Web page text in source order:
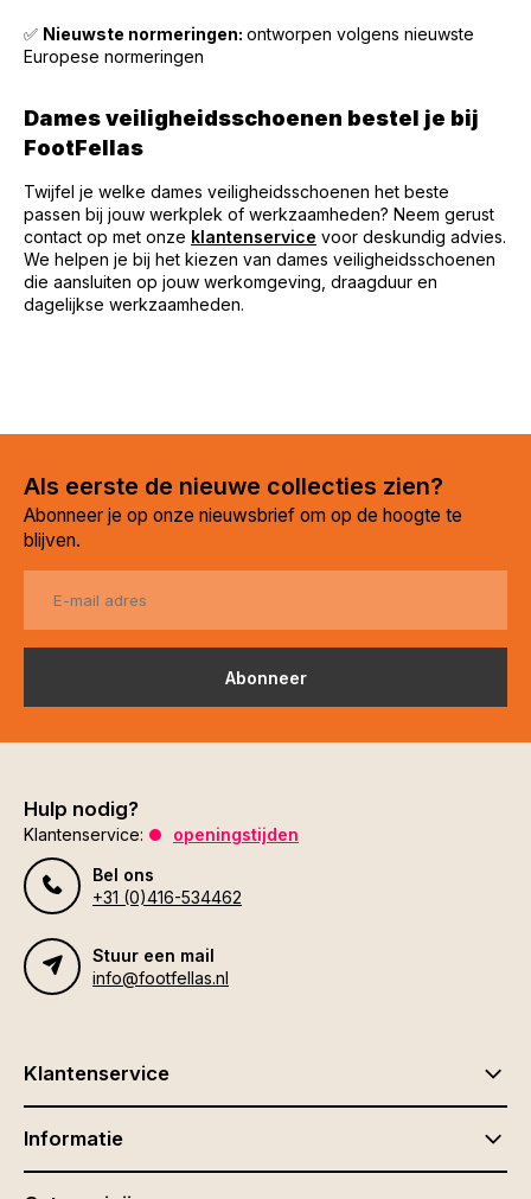
✅ Nieuwste normeringen: ontworpen volgens nieuwste
Europese normeringen
Dames veiligheidsschoenen bestel je bij
FootFellas
Twijfel je welke dames veiligheidsschoenen het beste
passen bij jouw werkplek of werkzaamheden? Neem gerust
contact op met onze klantenservice voor deskundig advies.
We helpen je bij het kiezen van dames veiligheidsschoenen
die aansluiten op jouw werkomgeving, draagduur en
dagelijkse werkzaamheden.
Als eerste de nieuwe collecties zien?
Abonneer je op onze nieuwsbrief om op de hoogte te
blijven.
Abonneer
Hulp nodig?
Klantenservice:
openingstijden
Bel ons
+31 (0)416-534462
Stuur een mail
info@footfellas.nl
Klantenservice
Informatie